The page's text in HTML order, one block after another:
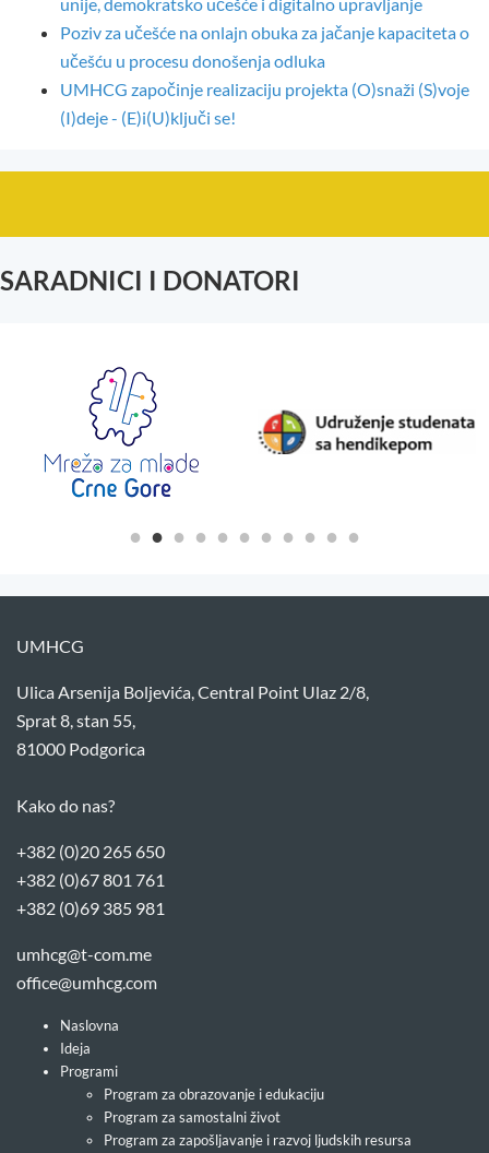
Poziv za učešće na onlajn obuka za jačanje kapaciteta o
učešću u procesu donošenja odluka
UMHCG započinje realizaciju projekta (O)snaži (S)voje
(I)deje - (E)i(U)ključi se!
SARADNICI I DONATORI
UMHCG
Ulica Arsenija Boljevića, Central Point Ulaz 2/8,
Sprat 8, stan 55,
81000 Podgorica
Kako do nas?
+382 (0)20 265 650
+382 (0)67 801 761
+382 (0)69 385 981
umhcg@t-com.me
office@umhcg.com
Naslovna
Ideja
Programi
Program za obrazovanje i edukaciju
Program za samostalni život
Program za zapošljavanje i razvoj ljudskih resursa